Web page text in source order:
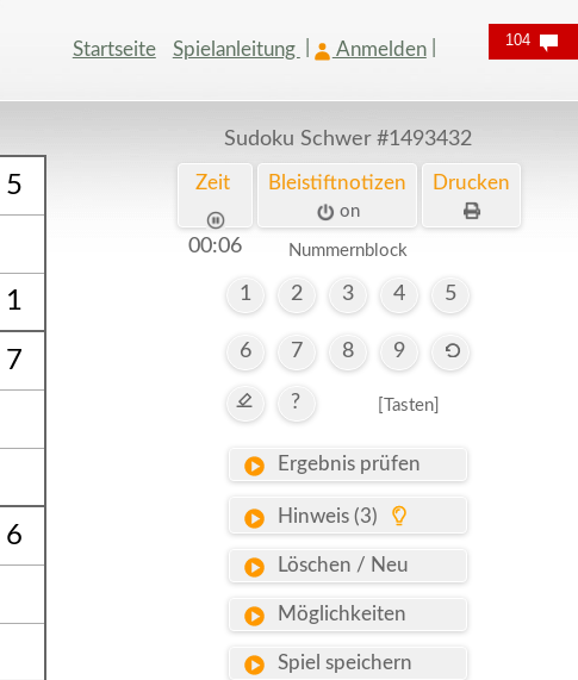
Startseite Spielanleitung Anmelden
5
1
7
6
Sudoku Schwer #1493432
Zeit
00:07
Bleistiftnotizen
on
Drucken
Nummernblock
1 2 3 4 5
6 7 8 9
? [Tasten]
Ergebnis prüfen
Hinweis (3)
Löschen / Neu
Möglichkeiten
Spiel speichern
104